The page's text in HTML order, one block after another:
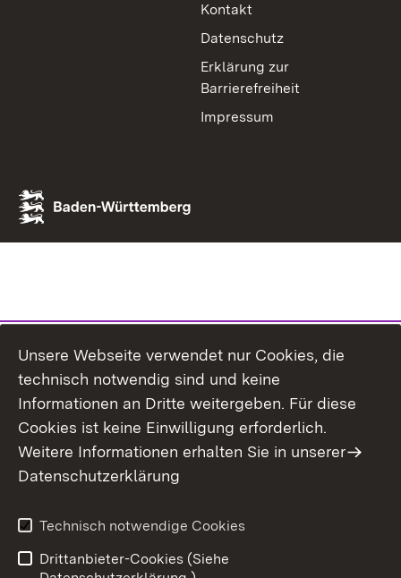
Kontakt
Datenschutz
Erklärung zur
Barrierefreiheit
Impressum
Unsere Webseite verwendet nur Cookies, die
technisch notwendig sind und keine
Informationen an Dritte weitergeben. Für diese
Cookies ist keine Einwilligung erforderlich.
Weitere Informationen erhalten Sie in unserer
Datenschutzerklärung
Technisch notwendige Cookies
Drittanbieter-Cookies (Siehe